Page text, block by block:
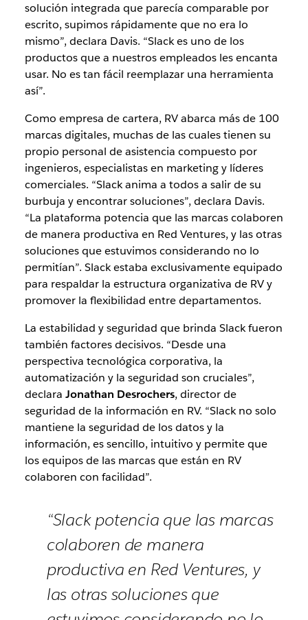
solución integrada que parecía comparable por
escrito, supimos rápidamente que no era lo
mismo”, declara Davis. “Slack es uno de los
productos que a nuestros empleados les encanta
usar. No es tan fácil reemplazar una herramienta
así”.
Como empresa de cartera, RV abarca más de 100
marcas digitales, muchas de las cuales tienen su
propio personal de asistencia compuesto por
ingenieros, especialistas en marketing y líderes
comerciales. “Slack anima a todos a salir de su
burbuja y encontrar soluciones”, declara Davis.
“La plataforma potencia que las marcas colaboren
de manera productiva en Red Ventures, y las otras
soluciones que estuvimos considerando no lo
permitían”. Slack estaba exclusivamente equipado
para respaldar la estructura organizativa de RV y
promover la flexibilidad entre departamentos.
La estabilidad y seguridad que brinda Slack fueron
también factores decisivos. “Desde una
perspectiva tecnológica corporativa, la
automatización y la seguridad son cruciales”,
declara Jonathan Desrochers, director de
seguridad de la información en RV. “Slack no solo
mantiene la seguridad de los datos y la
información, es sencillo, intuitivo y permite que
los equipos de las marcas que están en RV
colaboren con facilidad”.
“Slack potencia que las marcas
colaboren de manera
productiva en Red Ventures, y
las otras soluciones que